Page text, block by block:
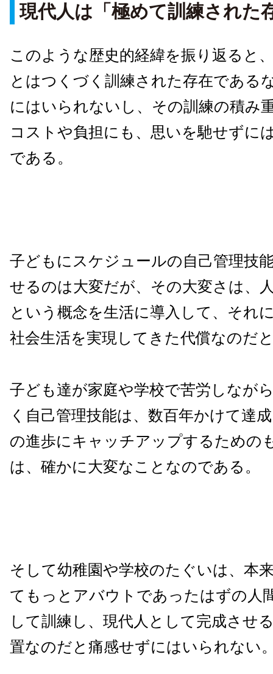
現代人は「極めて訓練された
このような歴史的経緯を振り返ると
とはつくづく訓練された存在である
にはいられないし、その訓練の積み
コストや負担にも、思いを馳せずに
である。
子どもにスケジュールの自己管理技
せるのは大変だが、その大変さは、
という概念を生活に導入して、それ
社会生活を実現してきた代償なのだ
子ども達が家庭や学校で苦労しなが
く自己管理技能は、数百年かけて達
の進歩にキャッチアップするための
は、確かに大変なことなのである。
そして幼稚園や学校のたぐいは、本
てもっとアバウトであったはずの人
して訓練し、現代人として完成させ
置なのだと痛感せずにはいられない